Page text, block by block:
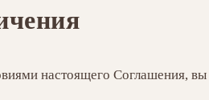
настоящего Соглашения,